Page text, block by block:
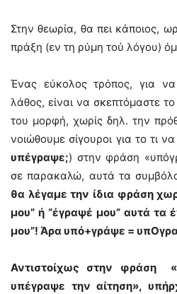
Στην θεωρία, θα πει κάποιος,
πράξη (εν τη ρύμη τού λόγου)
Ένας εύκολος τρόπος, για
λάθος, είναι να σκεπτόμαστε
του μορφή, χωρίς δηλ. την
νοιώθουμε σίγουροι για το τι
υπέγραψε;) στην φράση
σε παρακαλώ, αυτά τα
θα λέγαμε την ίδια φράση
μου” ή “έγραψέ μου” αυτά τα
μου”! Άρα υπό+γράψε =
Αντιστοίχως στην φράση
υπέγραψε την αίτηση»,